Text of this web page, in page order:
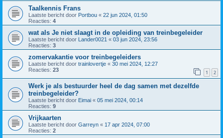
Taalkennis Frans
Laatste bericht door Portbou « 22 jun 2024, 01:50
Reacties: 4
wat als Je niet slaagt in de opleiding van treinbegeleider
Laatste bericht door Lander0021 « 03 jun 2024, 23:56
Reacties: 3
zomervakantie voor treinbegeleiders
Laatste bericht door trainlovertje « 30 mei 2024, 12:27
Reacties: 23 1 2
Werk je als bestuurder heel de dag samen met dezelfde
treinbegeleider?
Laatste bericht door Eimai « 05 mei 2024, 00:14
Reacties: 9
Vrijkaarten
Laatste bericht door Garreyn « 17 apr 2024, 07:00
Reacties: 2